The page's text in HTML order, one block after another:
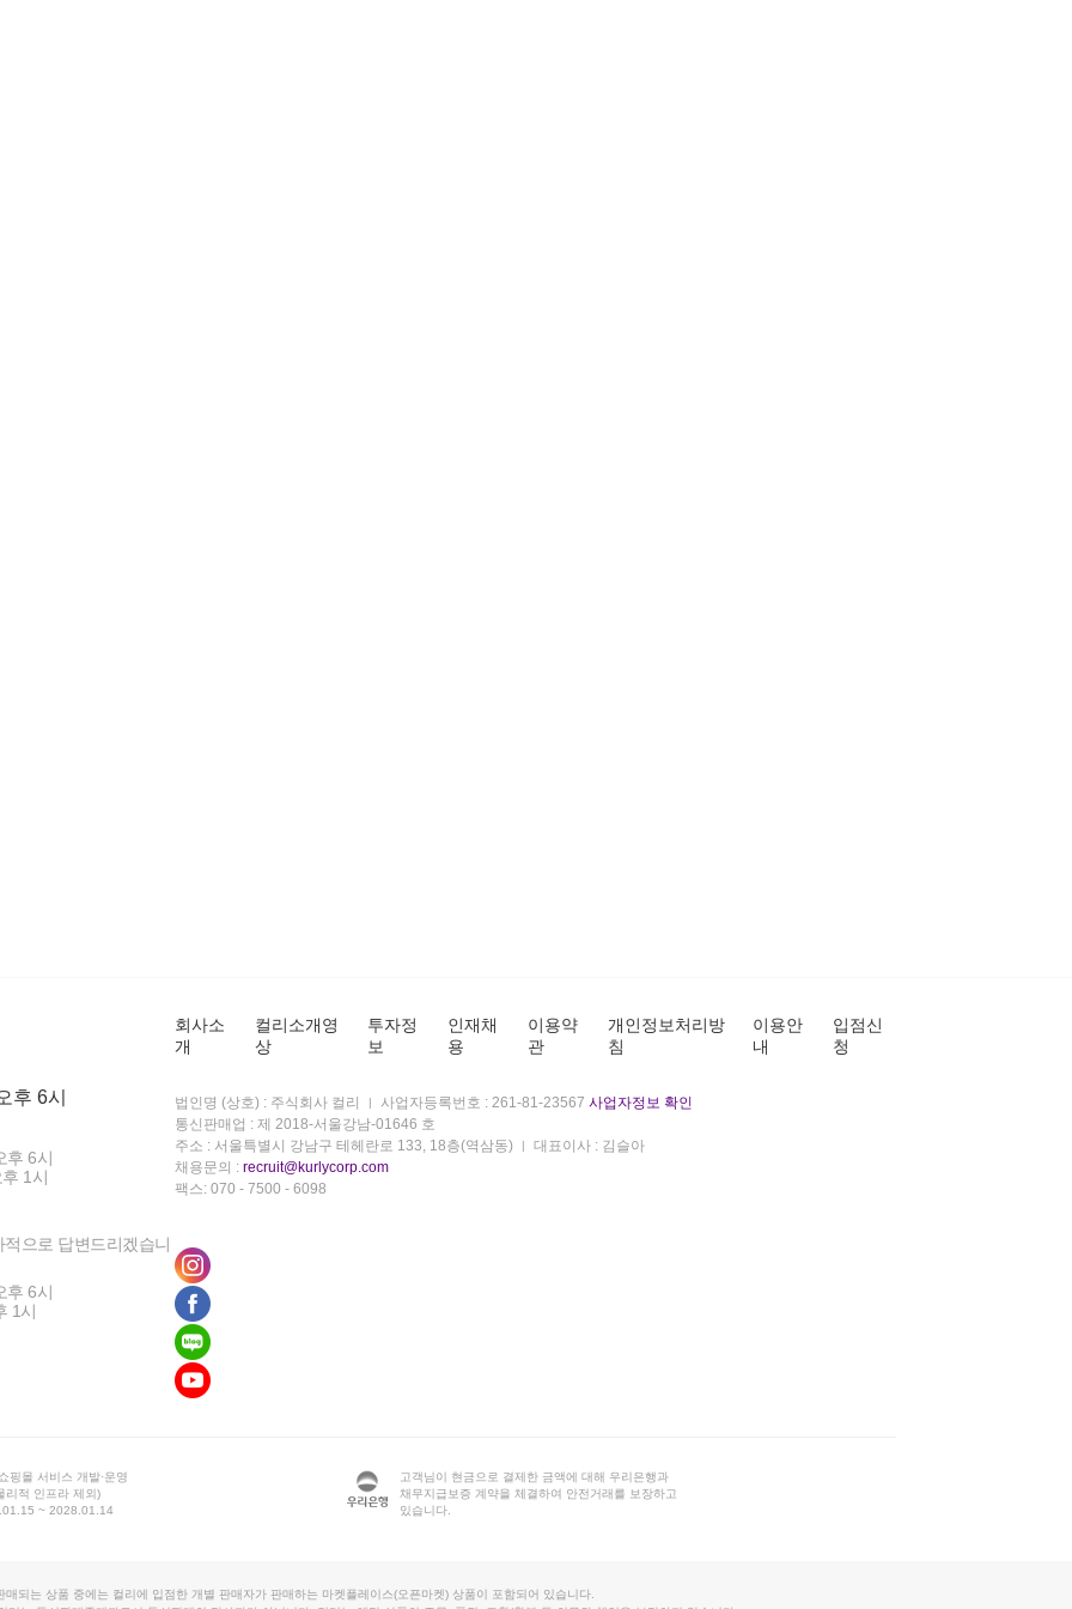
후 6시
후 6시
1시
으로 답변드리겠습니
후 6시
1시
회사소
개
컬리소개영
상
투자정
보
인재채
용
이용약
관
개인정보처리방
침
이용안
내
입점신
청
법인명 (상호) : 주식회사 컬리 사업자등록번호 : 261-81-23567 사업자정보 확인
통신판매업 : 제 2018-서울강남-01646 호
주소 : 서울특별시 강남구 테헤란로 133, 18층(역삼동)
대표이사 : 김슬아
채용문의 : recruit@kurlycorp.com
팩스: 070 - 7500 - 6098
핑몰 서비스 개발·운영
리적 인프라 제외)
~ 2028.01.14
고객님이 현금으로 결제한 금액에 대해 우리은행과
채무지급보증 계약을 체결하여 안전거래를 보장하고
있습니다.
매되는 상품 중에는 컬리에 입점한 개별 판매자가 판매하는 마켓플레이스(오픈마켓) 상품이 포함되어 있습니다.